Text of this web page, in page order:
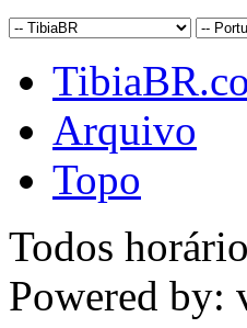
Arquivo
Topo
Todos
Powered by: